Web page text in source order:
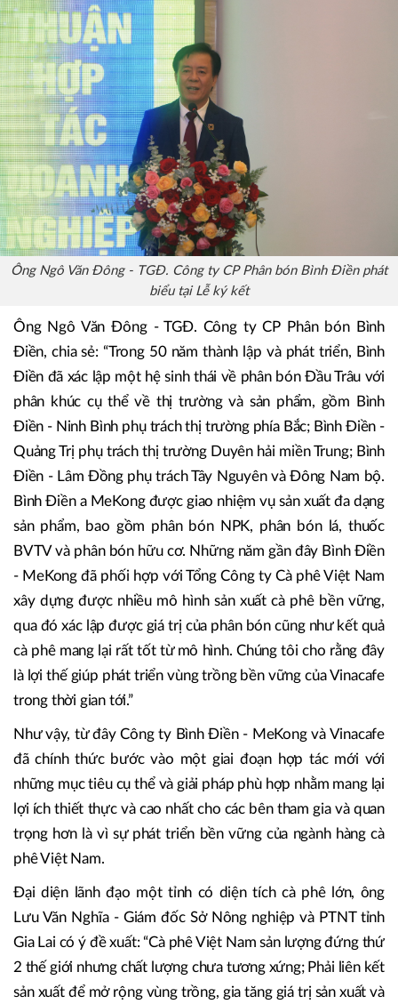
phù hợp và hiệu quả nhất cho các giai đoạn sinh trưởng
của cây cà phê, bảo đảm năng suất và chất lượng cà phê
tốt nhất. Thông qua sự hợp tác này người được hưởng lợi
nhất chính là người nông dân trồng cà phê.”.
Ông Ngô Văn Đông - TGĐ. Công ty CP Phân bón Bình Điền phát
biểu tại Lễ ký kết
Ông Ngô Văn Đông - TGĐ. Công ty CP Phân bón Bình
Điền, chia sẻ: “Trong 50 năm thành lập và phát triển, Bình
Điền đã xác lập một hệ sinh thái về phân bón Đầu Trâu với
phân khúc cụ thể về thị trường và sản phẩm, gồm Bình
Điền - Ninh Bình phụ trách thị trường phía Bắc; Bình Điền -
Quảng Trị phụ trách thị trường Duyên hải miền Trung; Bình
Điền - Lâm Đồng phụ trách Tây Nguyên và Đông Nam bộ.
Bình Điền a MeKong được giao nhiệm vụ sản xuất đa dạng
sản phẩm, bao gồm phân bón NPK, phân bón lá, thuốc
BVTV và phân bón hữu cơ. Những năm gần đây Bình Điền
- MeKong đã phối hợp với Tổng Công ty Cà phê Việt Nam
qua đó xác lập được giá trị của phân bón cũng như kết quả
cà phê mang lại rất tốt từ mô hình. Chúng tôi cho rằng đây
là lợi thế giúp phát triển vùng trồng bền vững của Vinacafe
trong thời gian tới.”
Như vậy, từ đây Công ty Bình Điền - MeKong và Vinacafe
những mục tiêu cụ thể và giải pháp phù hợp nhằm mang lại
lợi ích thiết thực và cao nhất cho các bên tham gia và quan
trọng hơn là vì sự phát triển bền vững của ngành hàng cà
phê Việt Nam.